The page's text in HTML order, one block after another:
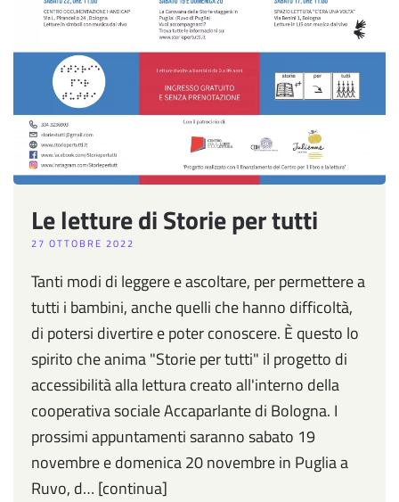
Le letture di Storie per tutti
27 OTTOBRE 2022
Tanti modi di leggere e ascoltare, per permettere a
tutti i bambini, anche quelli che hanno difficoltà,
di potersi divertire e poter conoscere. È questo lo
spirito che anima "Storie per tutti" il progetto di
accessibilità alla lettura creato all'interno della
cooperativa sociale Accaparlante di Bologna. I
prossimi appuntamenti saranno sabato 19
novembre e domenica 20 novembre in Puglia a
Ruvo, d… [continua]